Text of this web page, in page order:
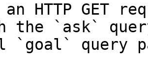
an HTTP GET
the `ask`
`goal` query